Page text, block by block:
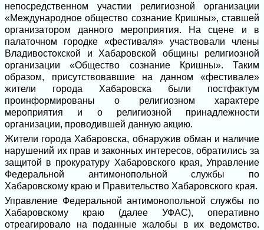
непосредственном участии религиозной организации
«Международное общество сознание Кришны», ставшей
организатором данного мероприятия. На сцене и в
палаточном городке «фестиваля» участвовали члены
Владивостокской и Хабаровской общины религиозной
организации «Общество сознание Кришны». Таким
образом, присутствовавшие на данном «фестивале»
жители города Хабаровска были постфактум
проинформированы о религиозном характере
мероприятия и о религиозной принадлежности
организации, проводившей данную акцию.
Жители города Хабаровска, обнаружив обман и наличие
нарушений их прав и законных интересов, обратились за
защитой в прокуратуру Хабаровского края, Управление
Федеральной антимонопольной службы по
Хабаровскому краю и Правительство Хабаровского края.
Управление Федеральной антимонопольной службы по
Хабаровскому краю (далее УФАС), оперативно
отреагировало на поданные жалобы в их ведомство.